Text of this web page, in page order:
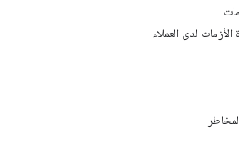
لدى العملاء